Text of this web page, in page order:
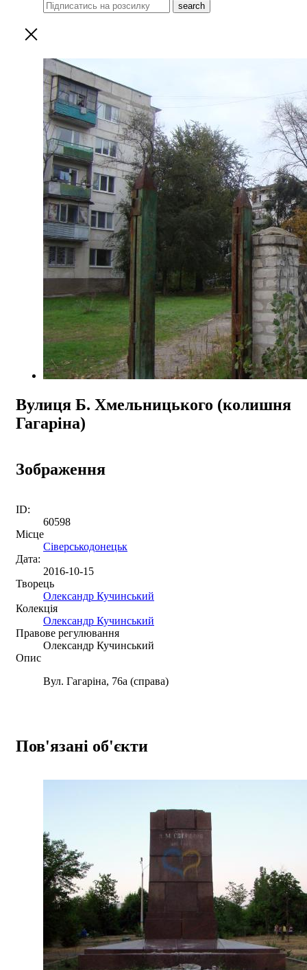
search
Вулиця Б. Хмельницького (колишня
Гагаріна)
Зображення
ID:
60598
Місце
Сіверськодонецьк
Дата:
2016-10-15
Творець
Олександр Кучинський
Колекція
Олександр Кучинський
Правове регулювання
Олександр Кучинський
Опис
Вул. Гагаріна, 76а (справа)
Пов'язані об'єкти